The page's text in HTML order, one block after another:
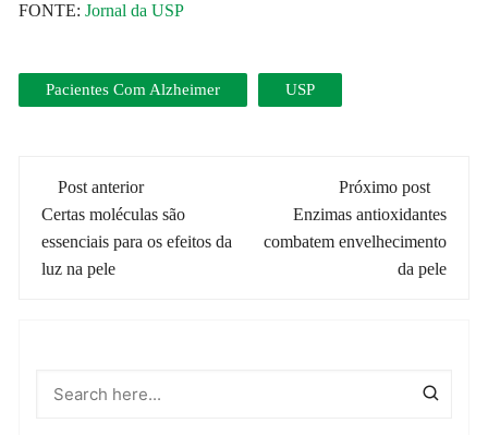
FONTE:Jornal da USP
Pacientes Com Alzheimer USP
Navegação
de
post
Post anterior
Certas moléculas são
essenciais para os efeitos da
luz na pele
Próximo post
Enzimas antioxidantes
combatem envelhecimento
da pele